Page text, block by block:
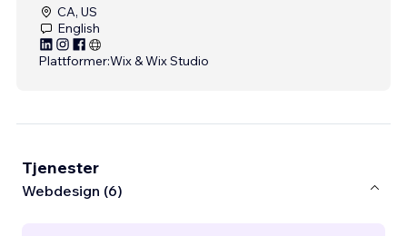
CA, US
English
Plattformer:Wix & Wix Studio
Tjenester
Webdesign (6)